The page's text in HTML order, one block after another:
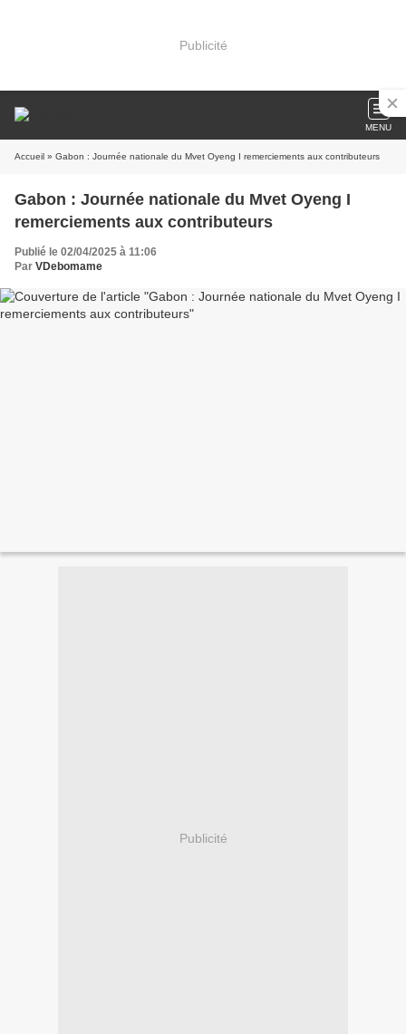
Publicité
MENU
Accueil » Gabon : Journée nationale du Mvet Oyeng I remerciements aux contributeurs
Gabon : Journée nationale du Mvet Oyeng I
remerciements aux contributeurs
Publié le 02/04/2025 à 11:06
Par VDebomame
Publicité